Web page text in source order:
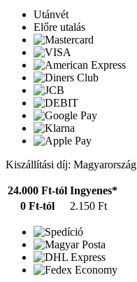
Utánvét
Előre utalás
Kiszállítási díj: Magyarország
24.000 Ft-tól Ingyenes*
0 Ft-tól
2.150 Ft